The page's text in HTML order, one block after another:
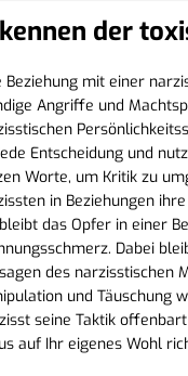
der
Beziehung mit einer
Angriffe und
Entscheidung und
Worte, um Kritik zu
in Beziehungen
das Opfer in einer
Dabei
des narzisstischen
und Täuschung
seine Taktik
auf Ihr eigenes Wohl